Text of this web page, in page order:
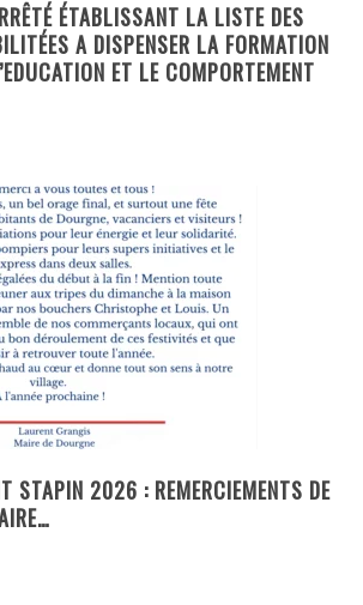
ÉTABLISSANT LA LISTE DES
A DISPENSER LA FORMATION
ET LE COMPORTEMENT
STAPIN 2026 : REMERCIEMENTS DE